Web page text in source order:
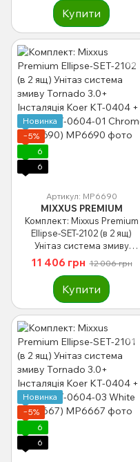
Chrome (KR6116)
Купити
Новинка
−5%
6
6
Артикул: MP6690
MIXXUS PREMIUM
Комплект: Mixxus Premium
Ellipse-SET-2102 (в 2 ящ)
Унітаз система змиву
Tornado 3.0+ Інсталяція Koer
KT-0404 + панель KT-0604-01
Chrome (MP6690)
11 406 грн 12 006 грн
Купити
Новинка
−5%
6
6